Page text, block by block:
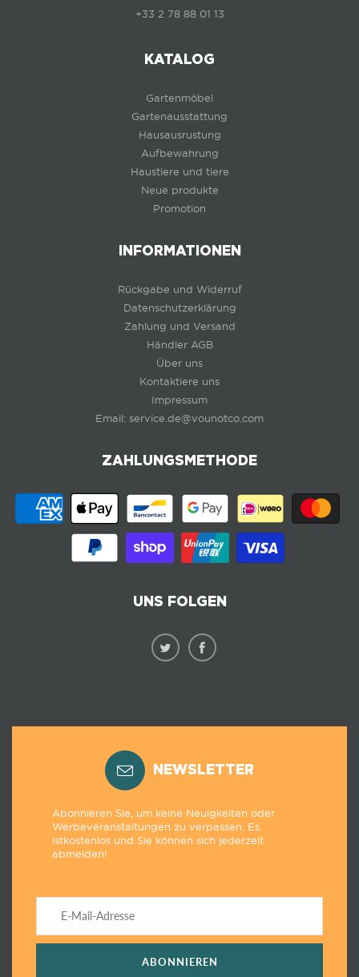
+33 2 78 88 01 13
KATALOG
Gartenmöbel
Gartenausstattung
Hausausrustung
Aufbewahrung
Haustiere und tiere
Neue produkte
Promotion
INFORMATIONEN
Rückgabe und Widerruf
Datenschutzerklärung
Zahlung und Versand
Händler AGB
Über uns
Kontaktiere uns
Impressum
Email: service.de@vounotco.com
ZAHLUNGSMETHODE
UNS FOLGEN
NEWSLETTER
Abonnieren Sie, um keine Neuigkeiten oder
Werbeveranstaltungen zu verpassen. Es
istkostenlos und Sie können sich jederzeit
abmelden!
ABONNIEREN